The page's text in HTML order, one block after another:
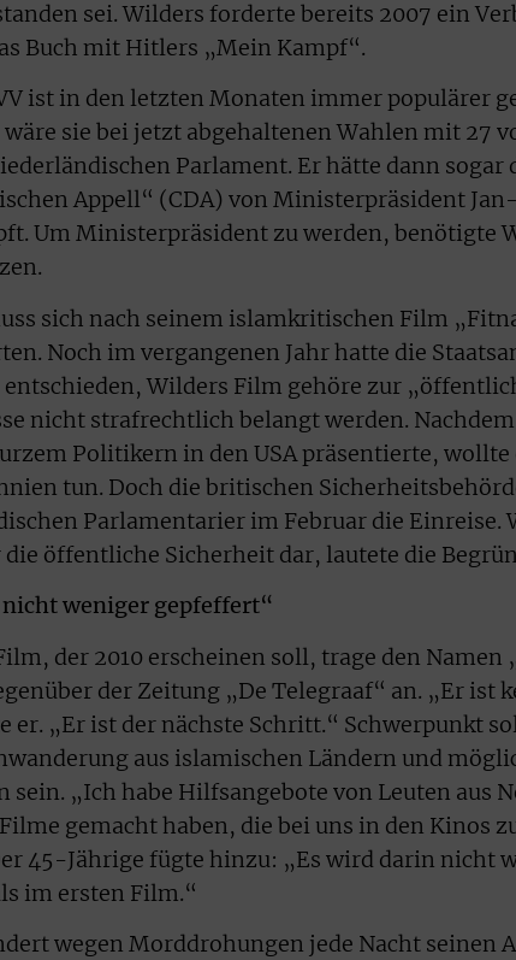
sei. Wilders forderte bereits 2007 ein
Buch mit Hitlers „Mein Kampf“.
ist in den letzten Monaten immer populärer
sie bei jetzt abgehaltenen Wahlen mit 27
Parlament. Er hätte dann
Appell“ (CDA) von Ministerpräsident
Um Ministerpräsident zu werden, benötigte
sich nach seinem islamkritischen Film
Noch im vergangenen Jahr hatte die
Wilders Film gehöre zur
nicht strafrechtlich belangt werden.
Politikern in den USA präsentierte, wollte
tun. Doch die britischen
Parlamentarier im Februar die Einreise.
die öffentliche Sicherheit dar, lautete die
nicht weniger gepfeffert“
der 2010 erscheinen soll, trage den Namen
der Zeitung „De Telegraaf“ an. „Er ist
er. „Er ist der nächste Schritt.“ Schwerpunkt
aus islamischen Ländern und
sein. „Ich habe Hilfsangebote von Leuten aus
gemacht haben, die bei uns in den Kinos
45-Jährige fügte hinzu: „Es wird darin nicht
im ersten Film.“
wegen Morddrohungen jede Nacht seinen